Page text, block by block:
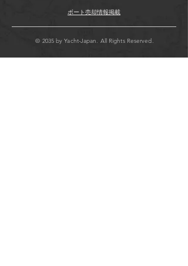
ボート売却情報掲載
© 2035 by Yacht-Japan. All Rights Reserved.